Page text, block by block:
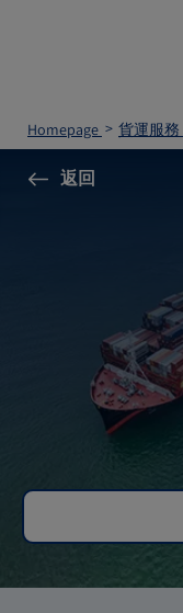
Homepage 貨運服務
返回